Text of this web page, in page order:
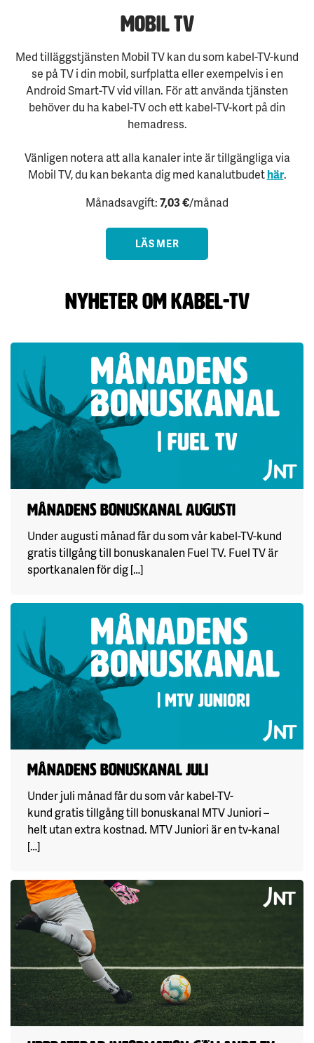
Mobil TV
Med tilläggstjänsten Mobil TV kan du som kabel-TV-kund
se på TV i din mobil, surfplatta eller exempelvis i en
Android Smart-TV vid villan. För att använda tjänsten
behöver du ha kabel-TV och ett kabel-TV-kort på din
hemadress.
Vänligen notera att alla kanaler inte är tillgängliga via
Mobil TV, du kan bekanta dig med kanalutbudethär.
Månadsavgift:7,03 €/månad
LÄS MER
Nyheter om kabel-tv
Månadens Bonuskanal augusti
Under augusti månad får du som vår kabel-TV-kund
gratis tillgång till bonuskanalen Fuel TV. Fuel TV är
sportkanalen för dig […]
Månadens bonuskanal juli
Under juli månad får du som vår kabel-TV-
kund gratis tillgång till bonuskanal MTV Juniori –
helt utan extra kostnad. MTV Juniori är en tv-kanal
[…]